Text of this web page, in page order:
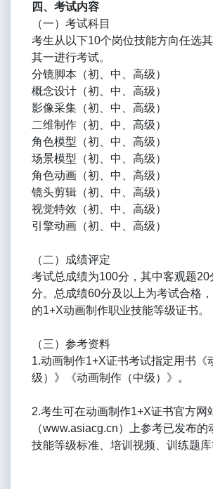
四、考试内容
（一）考试科目
考生从以下10个岗位技能方向任选
其一进行考试。
分镜脚本（初、中、高级）
概念设计（初、中、高级）
影像采集（初、中、高级）
二维制作（初、中、高级）
角色模型（初、中、高级）
场景模型（初、中、高级）
角色动画（初、中、高级）
镜头剪辑（初、中、高级）
视觉特效（初、中、高级）
引擎动画（初、中、高级）
（二）成绩评定
考试总成绩为100分，其中客观题20
分。总成绩60分及以上为考试合格
的1+X动画制作职业技能等级证书。
（三）参考资料
1.动画制作1+X证书考试指定用书《
级）》《动画制作（中级）》。
2.考生可在动画制作1+X证书官方网
（www.asiacg.cn）上参考已发布的
技能等级标准、培训视频、训练题库